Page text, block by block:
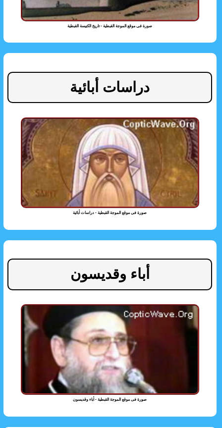
صورة فى موقع الموجة القبطية - تاريخ الكنيسة القبطية
دراسات أبائية
صورة فى موقع الموجة القبطية - دراسات أبائية
أباء وقديسون
صورة فى موقع الموجة القبطية - أباء وقديسون